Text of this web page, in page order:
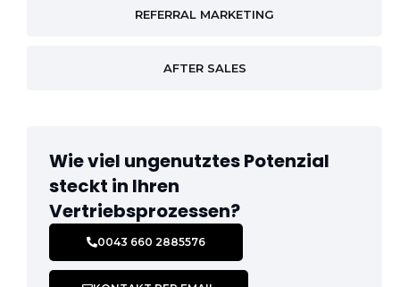
REFERRAL MARKETING
AFTER SALES
Wie viel ungenutztes Potenzial
steckt in Ihren
Vertriebsprozessen? ​
0043 660 2885576